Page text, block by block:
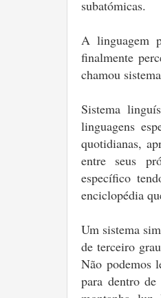
subatómicas.
A linguagem
finalmente
chamou
Sistema
linguagens
quotidianas,
entre seus
específico
enciclopédia
Um sistema
de terceiro
Não podemos
para dentro